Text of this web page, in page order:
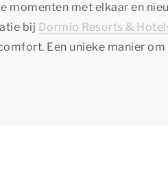
momenten met elkaar en
bij Dormio Resorts &
Een unieke manier